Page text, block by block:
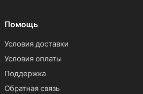
Помощь
Условия доставки
Условия оплаты
Поддержка
Обратная связь